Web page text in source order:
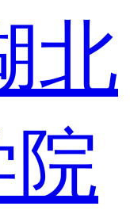
北